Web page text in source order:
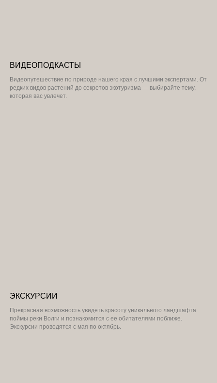
ВИДЕОПОДКАСТЫ
Видеопутешествие по природе нашего края с лучшими экспертами. От
редких видов растений до секретов экотуризма — выбирайте тему,
которая вас увлечет.
ЭКСКУРСИИ
Прекрасная возможность увидеть красоту уникального ландшафта
поймы реки Волги и познакомится с ее обитателями поближе.
Экскурсии проводятся с мая по октябрь.